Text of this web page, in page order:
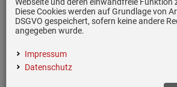
Einloggen und Bewertung schreiben
Abtropfrost aus Edelstahl mit Tellerstapler
Passend für: Plenta
Diese Cookies werden auf Grundlage von
DSGVO gespeichert, sofern keine andere
angegeben wurde.
Impressum
Datenschutz